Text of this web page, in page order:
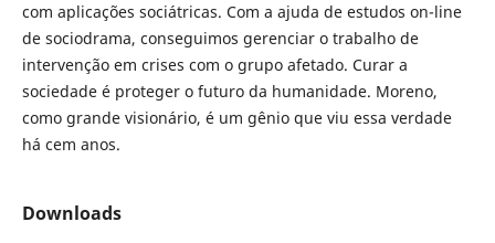
com aplicações sociátricas. Com a ajuda de estudos on-line
de sociodrama, conseguimos gerenciar o trabalho de
intervenção em crises com o grupo afetado. Curar a
sociedade é proteger o futuro da humanidade. Moreno,
como grande visionário, é um gênio que viu essa verdade
há cem anos.
Downloads